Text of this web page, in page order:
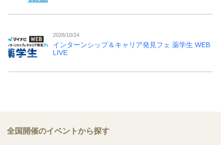
2026/10/24
インターンシップ＆キャリア発見フェ 薬学生 WEB
LIVE
全国開催のイベントから探す